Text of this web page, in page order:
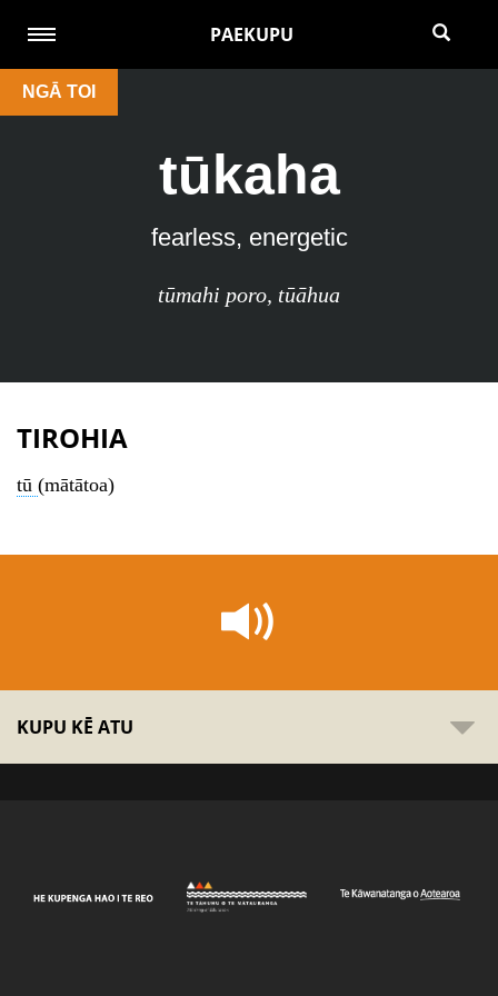
PAEKUPU
NGĀ TOI
tūkaha
fearless, energetic
tūmahi poro, tūāhua
TIROHIA
tū (mātātoa)
KUPU KĒ ATU